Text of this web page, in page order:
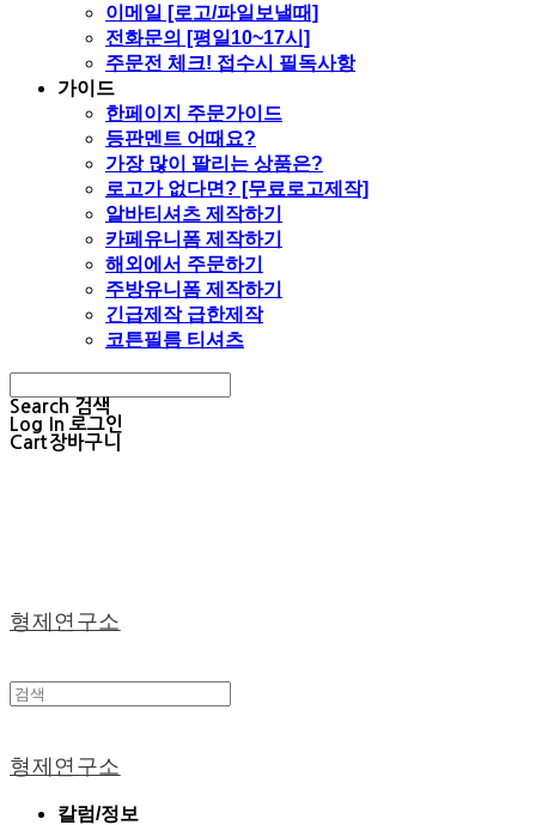
이메일 [로고/파일보낼때]
전화문의 [평일10~17시]
주문전 체크! 접수시 필독사항
가이드
한페이지 주문가이드
등판멘트 어때요?
가장 많이 팔리는 상품은?
로고가 없다면? [무료로고제작]
알바티셔츠 제작하기
카페유니폼 제작하기
해외에서 주문하기
주방유니폼 제작하기
긴급제작 급한제작
코튼필름 티셔츠
Search 검색
Log In 로그인
Cart장바구니
형제연구소
형제연구소
칼럼/정보